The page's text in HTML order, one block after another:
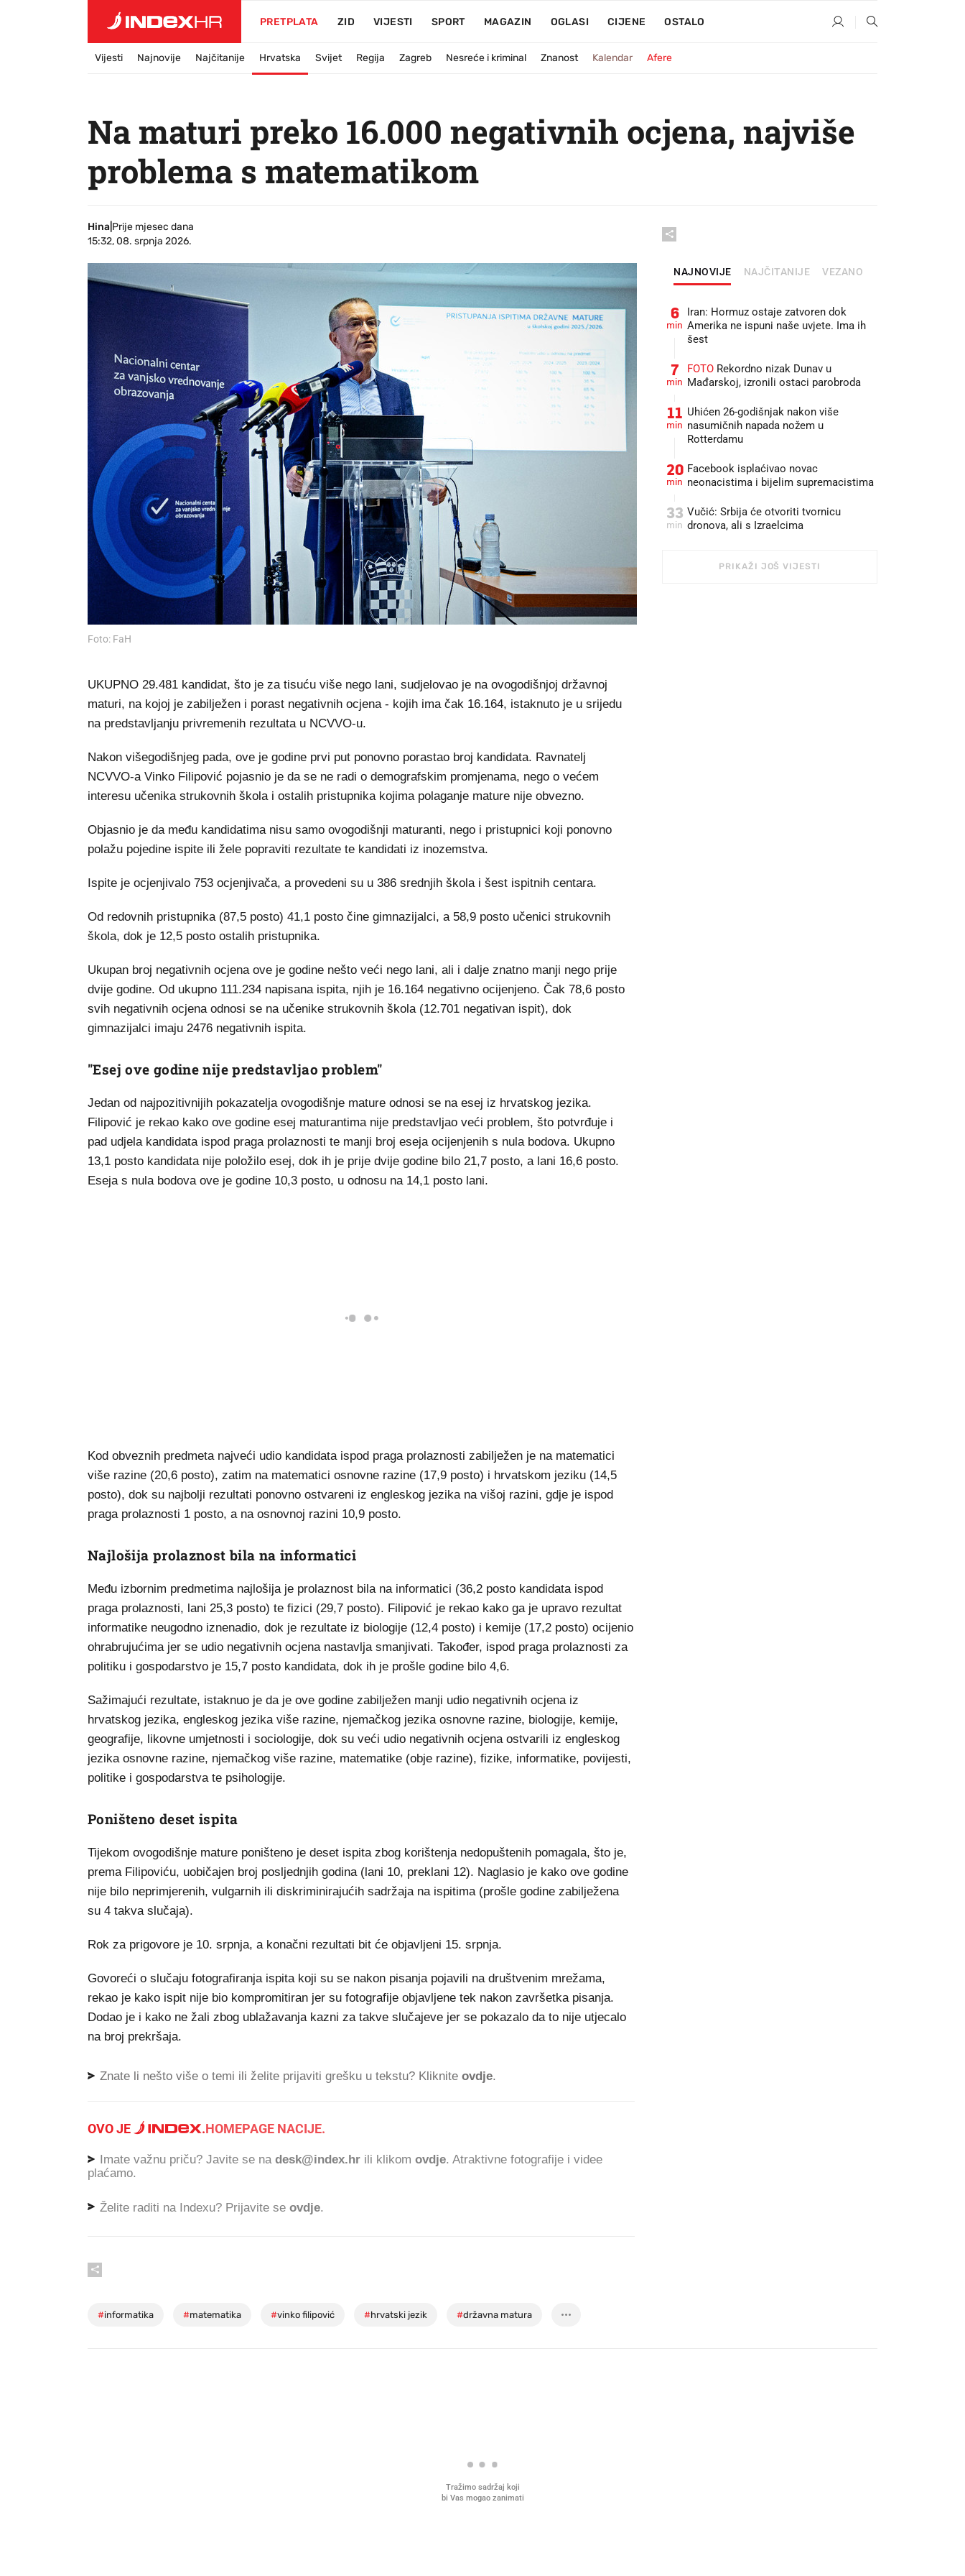
PRETPLATA ZID VIJESTI SPORT MAGAZIN OGLASI CIJENE OSTALO
Vijesti Najnovije Najčitanije Hrvatska Svijet Regija Zagreb Nesreće i kriminal Znanost Kalendar Afere
Na maturi preko 16.000 negativnih ocjena, najviše
problema s matematikom
Hina
Prije mjesec dana
15:32, 08. srpnja 2026.
Foto: FaH
UKUPNO 29.481 kandidat, što je za tisuću više nego lani, sudjelovao je na ovogodišnjoj državnoj
maturi, na kojoj je zabilježen i porast negativnih ocjena - kojih ima čak 16.164, istaknuto je u srijedu
na predstavljanju privremenih rezultata u NCVVO-u.
Nakon višegodišnjeg pada, ove je godine prvi put ponovno porastao broj kandidata. Ravnatelj
NCVVO-a Vinko Filipović pojasnio je da se ne radi o demografskim promjenama, nego o većem
interesu učenika strukovnih škola i ostalih pristupnika kojima polaganje mature nije obvezno.
Objasnio je da među kandidatima nisu samo ovogodišnji maturanti, nego i pristupnici koji ponovno
polažu pojedine ispite ili žele popraviti rezultate te kandidati iz inozemstva.
Ispite je ocjenjivalo 753 ocjenjivača, a provedeni su u 386 srednjih škola i šest ispitnih centara.
Od redovnih pristupnika (87,5 posto) 41,1 posto čine gimnazijalci, a 58,9 posto učenici strukovnih
škola, dok je 12,5 posto ostalih pristupnika.
Ukupan broj negativnih ocjena ove je godine nešto veći nego lani, ali i dalje znatno manji nego prije
dvije godine. Od ukupno 111.234 napisana ispita, njih je 16.164 negativno ocijenjeno. Čak 78,6 posto
svih negativnih ocjena odnosi se na učenike strukovnih škola (12.701 negativan ispit), dok
gimnazijalci imaju 2476 negativnih ispita.
"Esej ove godine nije predstavljao problem"
Jedan od najpozitivnijih pokazatelja ovogodišnje mature odnosi se na esej iz hrvatskog jezika.
Filipović je rekao kako ove godine esej maturantima nije predstavljao veći problem, što potvrđuje i
pad udjela kandidata ispod praga prolaznosti te manji broj eseja ocijenjenih s nula bodova. Ukupno
13,1 posto kandidata nije položilo esej, dok ih je prije dvije godine bilo 21,7 posto, a lani 16,6 posto.
Eseja s nula bodova ove je godine 10,3 posto, u odnosu na 14,1 posto lani.
Kod obveznih predmeta najveći udio kandidata ispod praga prolaznosti zabilježen je na matematici
više razine (20,6 posto), zatim na matematici osnovne razine (17,9 posto) i hrvatskom jeziku (14,5
posto), dok su najbolji rezultati ponovno ostvareni iz engleskog jezika na višoj razini, gdje je ispod
praga prolaznosti 1 posto, a na osnovnoj razini 10,9 posto.
Najlošija prolaznost bila na informatici
Među izbornim predmetima najlošija je prolaznost bila na informatici (36,2 posto kandidata ispod
praga prolaznosti, lani 25,3 posto) te fizici (29,7 posto). Filipović je rekao kako ga je upravo rezultat
informatike neugodno iznenadio, dok je rezultate iz biologije (12,4 posto) i kemije (17,2 posto) ocijenio
ohrabrujućima jer se udio negativnih ocjena nastavlja smanjivati. Također, ispod praga prolaznosti za
politiku i gospodarstvo je 15,7 posto kandidata, dok ih je prošle godine bilo 4,6.
Sažimajući rezultate, istaknuo je da je ove godine zabilježen manji udio negativnih ocjena iz
hrvatskog jezika, engleskog jezika više razine, njemačkog jezika osnovne razine, biologije, kemije,
geografije, likovne umjetnosti i sociologije, dok su veći udio negativnih ocjena ostvarili iz engleskog
jezika osnovne razine, njemačkog više razine, matematike (obje razine), fizike, informatike, povijesti,
politike i gospodarstva te psihologije.
Poništeno deset ispita
Tijekom ovogodišnje mature poništeno je deset ispita zbog korištenja nedopuštenih pomagala, što je,
prema Filipoviću, uobičajen broj posljednjih godina (lani 10, preklani 12). Naglasio je kako ove godine
nije bilo neprimjerenih, vulgarnih ili diskriminirajućih sadržaja na ispitima (prošle godine zabilježena
su 4 takva slučaja).
Rok za prigovore je 10. srpnja, a konačni rezultati bit će objavljeni 15. srpnja.
Govoreći o slučaju fotografiranja ispita koji su se nakon pisanja pojavili na društvenim mrežama,
rekao je kako ispit nije bio kompromitiran jer su fotografije objavljene tek nakon završetka pisanja.
Dodao je i kako ne žali zbog ublažavanja kazni za takve slučajeve jer se pokazalo da to nije utjecalo
na broj prekršaja.
Znate li nešto više o temi ili želite prijaviti grešku u tekstu? Kliknite ovdje.
OVO JE .HOMEPAGE NACIJE.
Imate važnu priču? Javite se na desk@index.hr ili klikom ovdje. Atraktivne fotografije i videe
plaćamo.
Želite raditi na Indexu? Prijavite se ovdje.
#informatika #matematika #vinko filipović #hrvatski jezik #državna matura
NAJNOVIJE NAJČITANIJE VEZANO
6
min
Iran: Hormuz ostaje zatvoren dok
Amerika ne ispuni naše uvjete. Ima ih
šest
7
min
FOTO Rekordno nizak Dunav u
Mađarskoj, izronili ostaci parobroda
11
min
Uhićen 26-godišnjak nakon više
nasumičnih napada nožem u
Rotterdamu
20
min
Facebook isplaćivao novac
neonacistima i bijelim supremacistima
33
min
Vučić: Srbija će otvoriti tvornicu
dronova, ali s Izraelcima
PRIKAŽI JOŠ VIJESTI
Tražimo sadržaj koji
bi Vas mogao zanimati